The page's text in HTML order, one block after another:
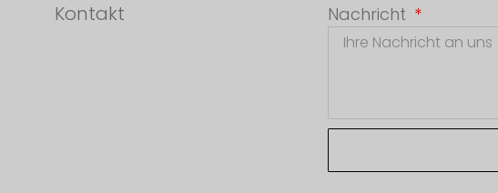
Nachricht
Kontakt